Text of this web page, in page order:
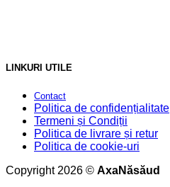
LINKURI UTILE
Contact
Politica de confidențialitate
Termeni și Condiții
Politica de livrare și retur
Politica de cookie-uri
Copyright 2026 © AxaNăsăud